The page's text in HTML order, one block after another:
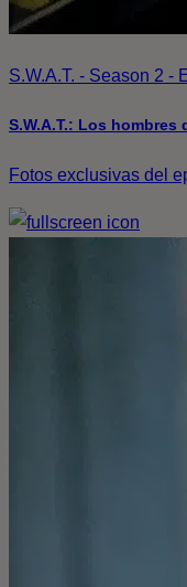
S.W.A.T. - Season 2 -
S.W.A.T.: Los hombres
Fotos exclusivas del